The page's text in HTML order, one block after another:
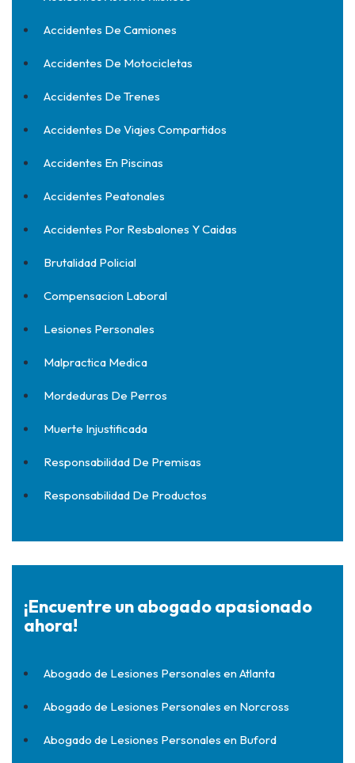
Accidentes De Camiones
Accidentes De Motocicletas
Accidentes De Trenes
Accidentes De Viajes Compartidos
Accidentes En Piscinas
Accidentes Peatonales
Accidentes Por Resbalones Y Caidas
Brutalidad Policial
Compensacion Laboral
Lesiones Personales
Malpractica Medica
Mordeduras De Perros
Muerte Injustificada
Responsabilidad De Premisas
Responsabilidad De Productos
¡Encuentre un abogado apasionado
ahora!
Abogado de Lesiones Personales en Atlanta
Abogado de Lesiones Personales en Norcross
Abogado de Lesiones Personales en Buford